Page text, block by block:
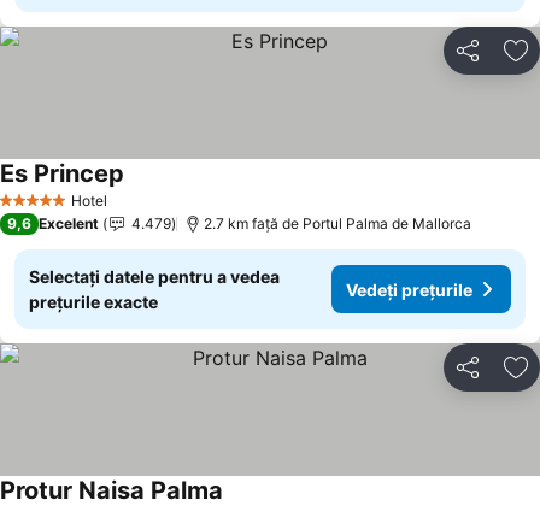
Distribuiți
5 Stele Hotel
Es Princep
9,6 Excelent 4.479 2.7 km faţă de Portul Palma de Mallorca
Selectați datele pentru a vedea
prețurile exacte
Vedeți prețurile
Distribuiți
Protur Naisa Palma